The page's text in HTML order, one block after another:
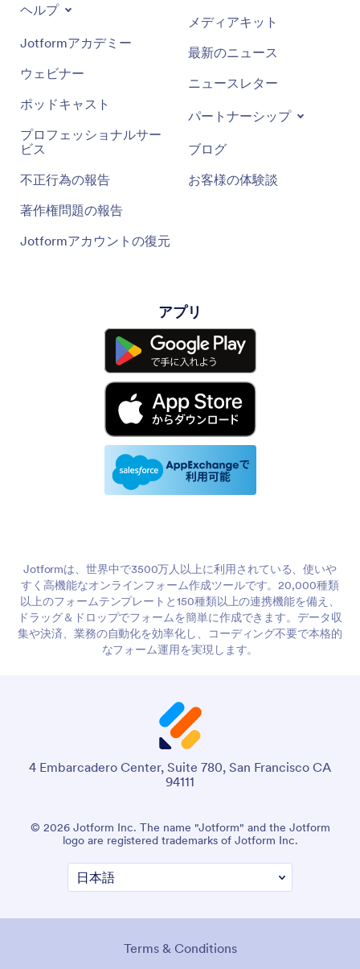
ヘルプ
Jotformアカデミー
ウェビナー
ポッドキャスト
プロフェッショナルサー
ビス
不正行為の報告
著作権問題の報告
Jotformアカウントの復元
メディアキット
最新のニュース
ニュースレター
パートナーシップ
ブログ
お客様の体験談
アプリ
Jotformは、世界中で3500万人以上に利用されている、使いや
すく高機能なオンラインフォーム作成ツールです。20,000種類
以上のフォームテンプレートと150種類以上の連携機能を備え、
ドラッグ＆ドロップでフォームを簡単に作成できます。データ収
集や決済、業務の自動化を効率化し、コーディング不要で本格的
なフォーム運用を実現します。
4 Embarcadero Center, Suite 780, San Francisco CA
94111
© 2026 Jotform Inc. The name "Jotform" and the Jotform
logo are registered trademarks of Jotform Inc.
Terms & Conditions